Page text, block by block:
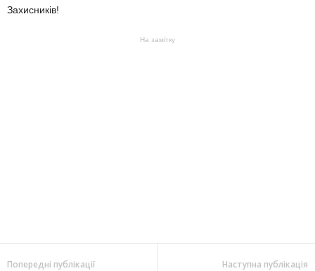
Захисників!
На замітку
Попередні публікації Наступна публікація